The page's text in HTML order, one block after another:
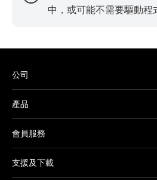
中，或可能不需要驅動程
公司
產品
會員服務
支援及下載